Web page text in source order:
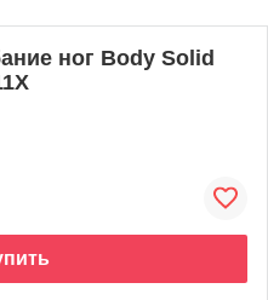
ног Body Solid